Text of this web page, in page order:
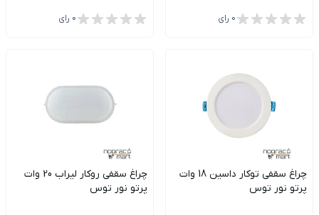
0 رای 0 رای
چراغ سقفی توکار داسین 18 وات
پرتو نور توس
چراغ سقفی روکار لیراب 20 وات
پرتو نور توس